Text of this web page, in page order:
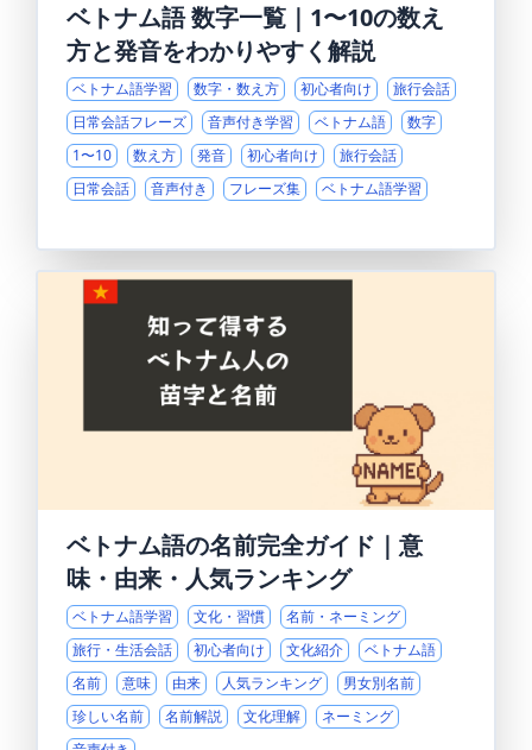
ベトナム語 数字一覧｜1〜10の数え
方と発音をわかりやすく解説
ベトナム語学習 数字・数え方 初心者向け
旅行会話
日常会話フレーズ
音声付き学習 ベトナム語
数字
1〜10
数え方 発音 初心者向け
旅行会話
日常会話
音声付き フレーズ集 ベトナム語学習
ベトナム語の名前完全ガイド｜意
味・由来・人気ランキング
ベトナム語学習 文化・習慣
名前・ネーミング
旅行・生活会話
初心者向け 文化紹介
ベトナム語
名前
意味 由来 人気ランキング
男女別名前
珍しい名前
名前解説 文化理解
ネーミング